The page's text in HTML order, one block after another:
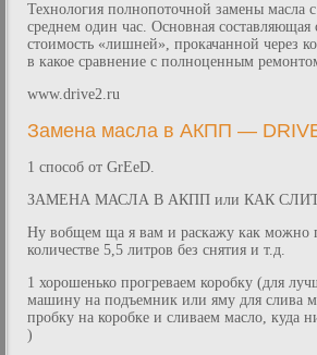
Технология полнопоточной замены масла
среднем один час. Основная
стоимость «лишней», прокачанной через
в какое сравнение с полноценным
www.drive2.ru
Замена масла в АКПП —
1 способ от GrEeD.
ЗАМЕНА МАСЛА В АКПП или КАК
Ну вобщем ща я вам и раскажу как можно
количестве 5,5 литров без снятия и т.д.
1 хорошенько прогреваем коробку (для
машину на подъемник или яму для слива
пробку на коробке и сливаем масло, куда
)